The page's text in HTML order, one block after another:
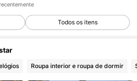
4,81 2.3K Seguidores
Todos os itens
Roupa interior e roupa de dormir